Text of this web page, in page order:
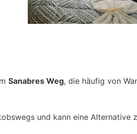
Sanabres Weg, die häufig von
und kann eine Alternative